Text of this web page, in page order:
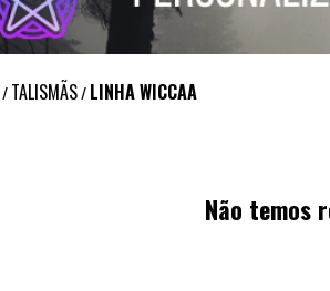
/TALISMÃS/LINHA WICCAA
Não temos